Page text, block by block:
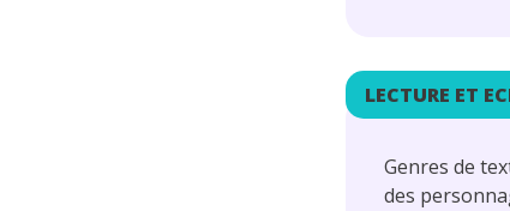
LECTURE ET
Genres de
des